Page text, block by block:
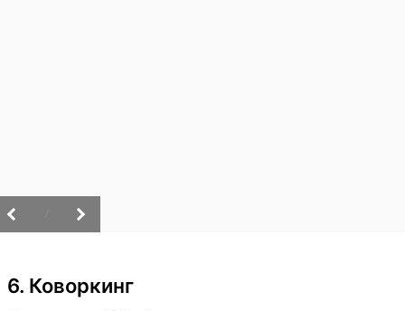
6. Коворкинг